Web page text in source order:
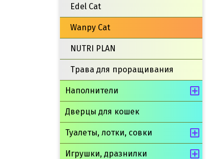
Edel Cat
Wanpy Cat
NUTRI PLAN
Трава для проращивания
Наполнители
Дверцы для кошек
Туалеты, лотки, совки
Игрушки, дразнилки